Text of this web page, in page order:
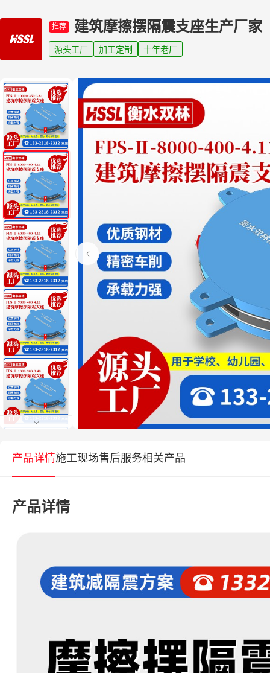
推荐 建筑摩擦摆隔震支座生产厂家
源头工厂 加工定制 十年老厂
产品详情施工现场售后服务相关产品
产品详情